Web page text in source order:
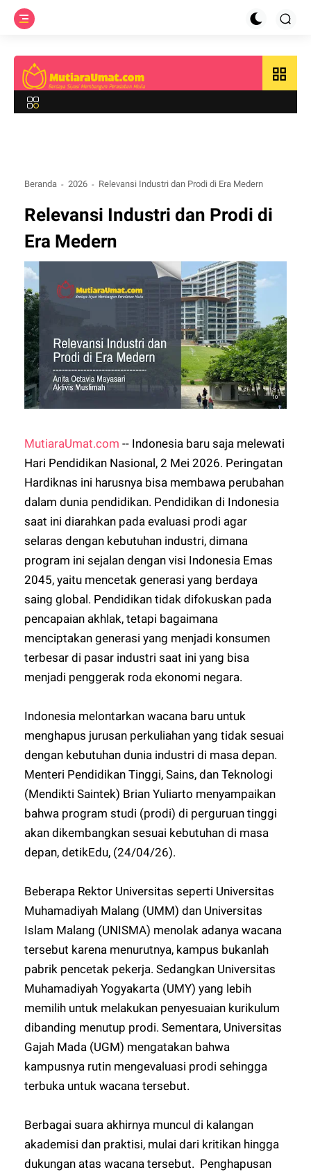
grid_view
Beranda 2026 Relevansi Industri dan Prodi di Era Medern
Relevansi Industri dan Prodi di
Era Medern
MutiaraUmat.com -- Indonesia baru saja melewati
Hari Pendidikan Nasional, 2 Mei 2026. Peringatan
Hardiknas ini harusnya bisa membawa perubahan
dalam dunia pendidikan. Pendidikan di Indonesia
saat ini diarahkan pada evaluasi prodi agar
selaras dengan kebutuhan industri, dimana
program ini sejalan dengan visi Indonesia Emas
2045, yaitu mencetak generasi yang berdaya
saing global. Pendidikan tidak difokuskan pada
pencapaian akhlak, tetapi bagaimana
menciptakan generasi yang menjadi konsumen
terbesar di pasar industri saat ini yang bisa
menjadi penggerak roda ekonomi negara.
Indonesia melontarkan wacana baru untuk
menghapus jurusan perkuliahan yang tidak sesuai
dengan kebutuhan dunia industri di masa depan.
Menteri Pendidikan Tinggi, Sains, dan Teknologi
(Mendikti Saintek) Brian Yuliarto menyampaikan
bahwa program studi (prodi) di perguruan tinggi
akan dikembangkan sesuai kebutuhan di masa
depan, detikEdu, (24/04/26).
Beberapa Rektor Universitas seperti Universitas
Muhamadiyah Malang (UMM) dan Universitas
Islam Malang (UNISMA) menolak adanya wacana
tersebut karena menurutnya, kampus bukanlah
pabrik pencetak pekerja. Sedangkan Universitas
Muhamadiyah Yogyakarta (UMY) yang lebih
memilih untuk melakukan penyesuaian kurikulum
dibanding menutup prodi. Sementara, Universitas
Gajah Mada (UGM) mengatakan bahwa
kampusnya rutin mengevaluasi prodi sehingga
terbuka untuk wacana tersebut.
Berbagai suara akhirnya muncul di kalangan
akademisi dan praktisi, mulai dari kritikan hingga
dukungan atas wacana tersebut. Penghapusan